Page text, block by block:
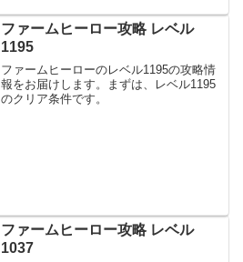
ファームヒーロー攻略 レベル
1195
ファームヒーローのレベル1195の攻略情
報をお届けします。まずは、レベル1195
のクリア条件です。
ファームヒーロー攻略 レベル
1037